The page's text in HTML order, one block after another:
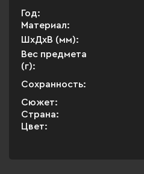
Год:
Материал:
ШхДхВ (мм):
Вес предмета
(г):
Сохранность:
Сюжет:
Страна:
Цвет: